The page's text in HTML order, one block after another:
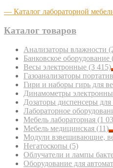
— Каталог лабораторной
Каталог товаров
Анализаторы влажности
Банковское оборудование
Весы электронные (3 415)
Газоанализаторы
Гири и наборы гирь для
Динамометры
Дозаторы диспенсеры для
Лабораторное
Мебель лабораторная (1
Мебель медицинская (11)
Модули взвешивающие,
Негатоскопы (5)
Облучатели и лампы
Оборудование для